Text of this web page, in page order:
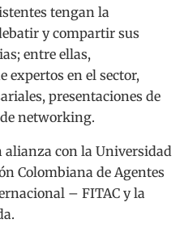
tengan la
y compartir sus
entre ellas,
expertos en el sector,
presentaciones de
networking.
alianza con la Universidad
Colombiana de Agentes
– FITAC y la